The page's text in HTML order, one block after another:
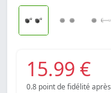
15.99 €
0.8 point de fidélité